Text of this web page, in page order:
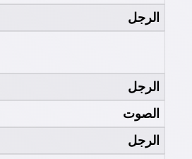
الرجل
الرجل
الصوت
الرجل